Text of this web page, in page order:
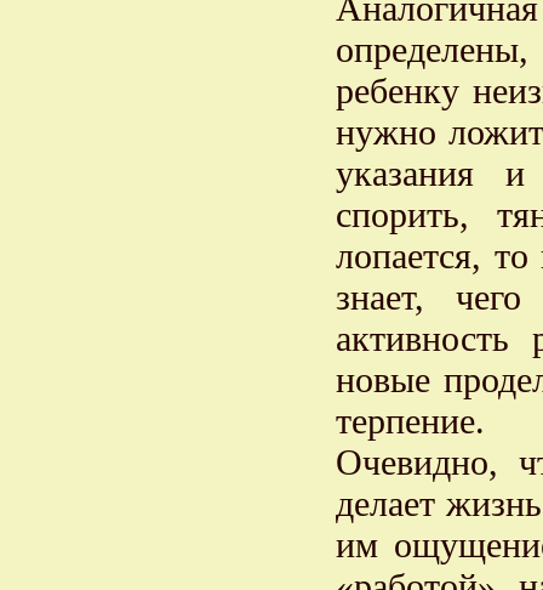
ребенку
нужно
указания
спорить,
лопается,
знает,
активность
новые
терпение.
Очевидно,
делает
им